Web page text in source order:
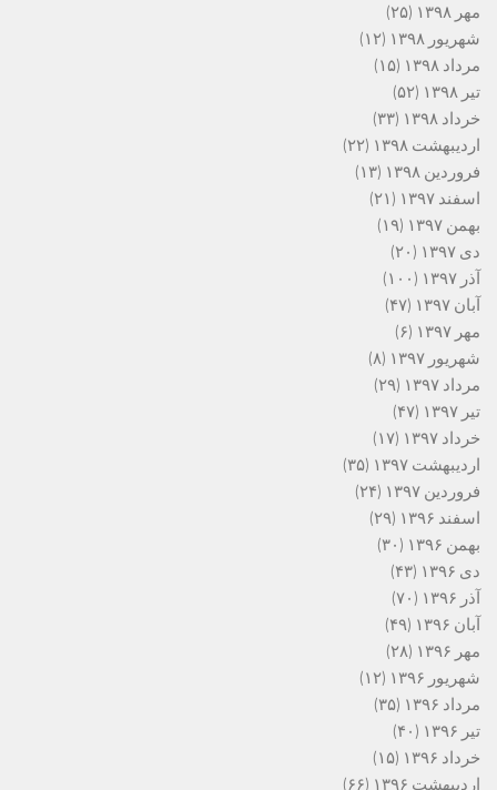
مهر ۱۳۹۸
(۲۵)
شهریور ۱۳۹۸
(۱۲)
مرداد ۱۳۹۸
(۱۵)
تیر ۱۳۹۸
(۵۲)
خرداد ۱۳۹۸
(۳۳)
اردیبهشت ۱۳۹۸
(۲۲)
فروردین ۱۳۹۸
(۱۳)
اسفند ۱۳۹۷
(۲۱)
بهمن ۱۳۹۷
(۱۹)
دی ۱۳۹۷
(۲۰)
آذر ۱۳۹۷
(۱۰۰)
آبان ۱۳۹۷
(۴۷)
مهر ۱۳۹۷
(۶)
شهریور ۱۳۹۷
(۸)
مرداد ۱۳۹۷
(۲۹)
تیر ۱۳۹۷
(۴۷)
خرداد ۱۳۹۷
(۱۷)
اردیبهشت ۱۳۹۷
(۳۵)
فروردین ۱۳۹۷
(۲۴)
اسفند ۱۳۹۶
(۲۹)
بهمن ۱۳۹۶
(۳۰)
دی ۱۳۹۶
(۴۳)
آذر ۱۳۹۶
(۷۰)
آبان ۱۳۹۶
(۴۹)
مهر ۱۳۹۶
(۲۸)
شهریور ۱۳۹۶
(۱۲)
مرداد ۱۳۹۶
(۳۵)
تیر ۱۳۹۶
(۴۰)
خرداد ۱۳۹۶
(۱۵)
اردیبهشت ۱۳۹۶
(۶۶)